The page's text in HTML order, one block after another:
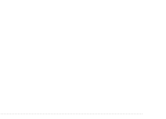
Aquaform, która
dzień. Twoje oczy
a ich wygląd
o